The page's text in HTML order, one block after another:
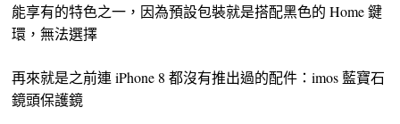
能享有的特色之一，因為預設包裝就是搭配黑色的 Home 鍵
環，無法選擇
再來就是之前連 iPhone 8 都沒有推出過的配件：imos 藍寶石
鏡頭保護鏡